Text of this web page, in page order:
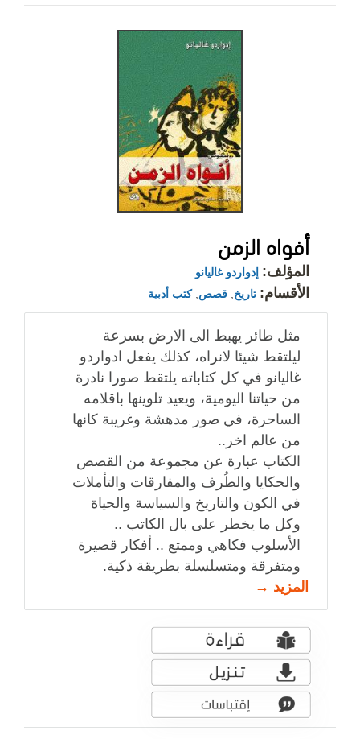
أفواه الزمن
المؤلف: إدواردو غاليانو
الأقسام: تاريخ, قصص,كتب أدبية
مثل طائر يهبط الى الارض بسرعة
ليلتقط شيئا لانراه، كذلك يفعل ادواردو
غاليانو في كل كتاباته يلتقط صورا نادرة
من حياتنا اليومية، ويعيد تلوينها باقلامه
الساحرة، في صور مدهشة وغريبة كانها
من عالم اخر..
الكتاب عبارة عن مجموعة من القصص
والحكايا والطُرف والمفارقات والتأملات
في الكون والتاريخ والسياسة والحياة
وكل ما يخطر على بال الكاتب ..
الأسلوب فكاهي وممتع .. أفكار قصيرة
ومتفرقة ومتسلسلة بطريقة ذكية.
المزيد →